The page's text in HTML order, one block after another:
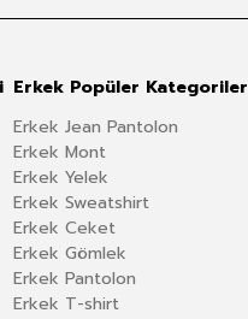
Erkek Popüler Kategoriler
Erkek Jean Pantolon
Erkek Mont
Erkek Yelek
Erkek Sweatshirt
Erkek Ceket
Erkek Gömlek
Erkek Pantolon
Erkek T-shirt